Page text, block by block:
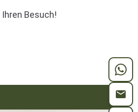
Besuch!